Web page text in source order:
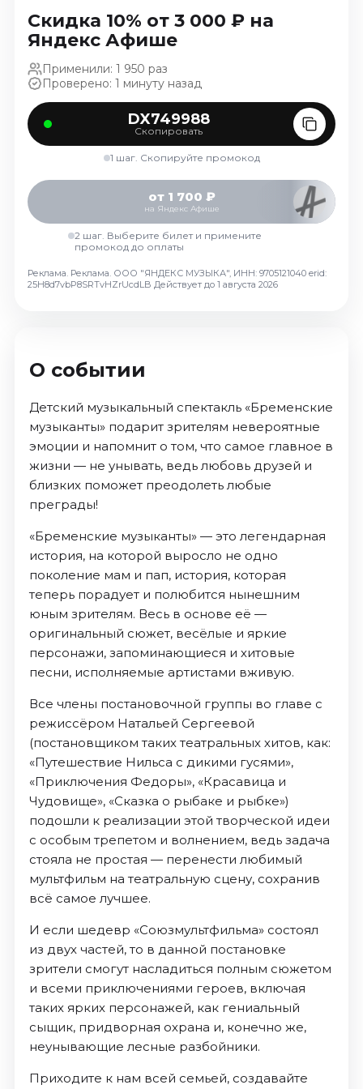
Декабрь 2026
Спорт
Август 2026
Сентябрь 2026
Декабрь 2026
Август 2026
Сентябрь 2026
Октябрь 2026
Ноябрь 2026
Декабрь 2026
Скидка 10% от 3 000 ₽ на
Яндекс Афише
Применили: 1 950 раз
Проверено: 1 минуту назад
DX749988
Скопировать
1 шаг. Скопируйте промокод
от 1 700 ₽
на Яндекс Афише
2 шаг. Выберите билет и примените
промокод до оплаты
Реклама. Реклама. ООО "ЯНДЕКС МУЗЫКА", ИНН: 9705121040 erid:
25H8d7vbP8SRTvHZrUcdLB Действует до 1 августа 2026
О событии
Детский музыкальный спектакль «Бременские
музыканты» подарит зрителям невероятные
эмоции и напомнит о том, что самое главное в
жизни — не унывать, ведь любовь друзей и
близких поможет преодолеть любые
преграды!
«Бременские музыканты» — это легендарная
история, на которой выросло не одно
поколение мам и пап, история, которая
теперь порадует и полюбится нынешним
юным зрителям. Весь в основе её —
оригинальный сюжет, весёлые и яркие
персонажи, запоминающиеся и хитовые
песни, исполняемые артистами вживую.
Все члены постановочной группы во главе с
режиссёром Натальей Сергеевой
(постановщиком таких театральных хитов, как:
«Путешествие Нильса с дикими гусями»,
«Приключения Федоры», «Красавица и
Чудовище», «Сказка о рыбаке и рыбке»)
подошли к реализации этой творческой идеи
с особым трепетом и волнением, ведь задача
стояла не простая — перенести любимый
мультфильм на театральную сцену, сохранив
всё самое лучшее.
И если шедевр «Союзмультфильма» состоял
из двух частей, то в данной постановке
зрители смогут насладиться полным сюжетом
и всеми приключениями героев, включая
таких ярких персонажей, как гениальный
сыщик, придворная охрана и, конечно же,
неунывающие лесные разбойники.
Приходите к нам всей семьей, создавайте